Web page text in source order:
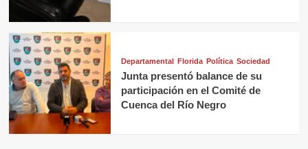
Departamental Florida Política Sociedad
Junta presentó balance de su
participación en el Comité de
Cuenca del Río Negro